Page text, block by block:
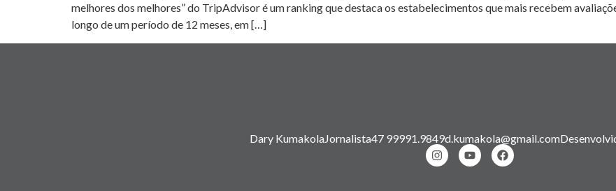
melhores dos melhores” do TripAdvisor é um ranking que destaca os estabelecimentos que mais recebem
longo de um período de 12 meses, em […]
Dary Kumakola Jornalista47 99991.9849d.kumakola@gmail.com